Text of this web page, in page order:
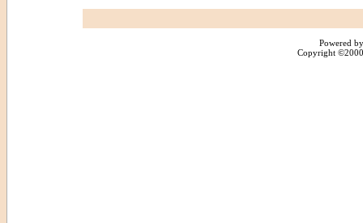
Powered
Copyright